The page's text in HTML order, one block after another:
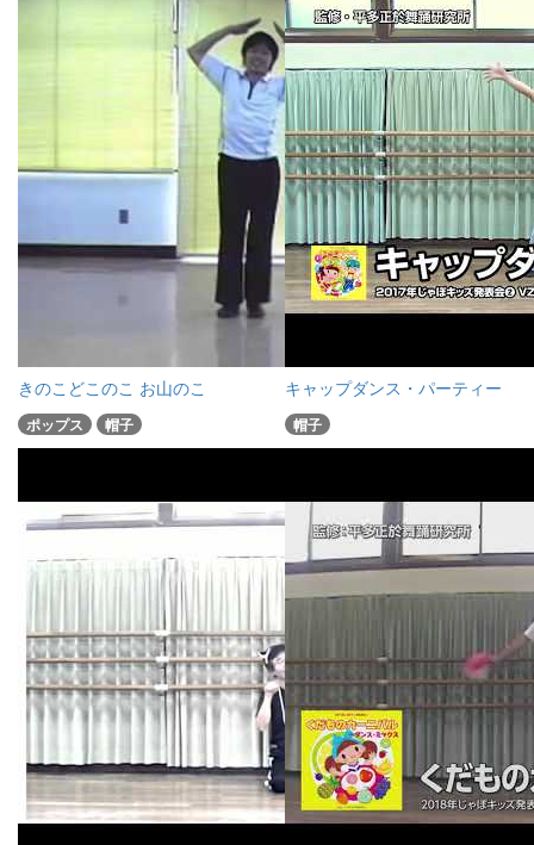
きのこどこのこ お山のこ
ポップス 帽子
キャップダンス・パーティー
帽子